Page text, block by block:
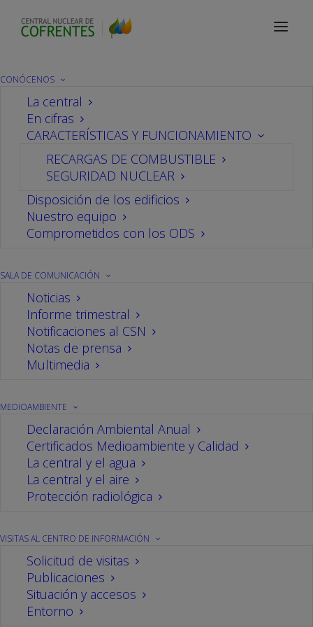
CONÓCENOS
La central
En cifras
CARACTERÍSTICAS Y FUNCIONAMIENTO
RECARGAS DE COMBUSTIBLE
SEGURIDAD NUCLEAR
Disposición de los edificios
Nuestro equipo
Comprometidos con los ODS
SALA DE COMUNICACIÓN
Noticias
Informe trimestral
Notificaciones al CSN
Notas de prensa
Multimedia
MEDIOAMBIENTE
Declaración Ambiental Anual
Certificados Medioambiente y Calidad
La central y el agua
La central y el aire
Protección radiológica
VISITAS AL CENTRO DE INFORMACIÓN
Solicitud de visitas
Publicaciones
Situación y accesos
Entorno
Simulacros
Simulacros Seguridad Nuclear
La central nuclear de Cofrentes realiza su
simulacro anual de emergencia
26/09/2024
nucleares españolas, y son requeridos y
auditados por el Consejo de Seguridad Nuclear.